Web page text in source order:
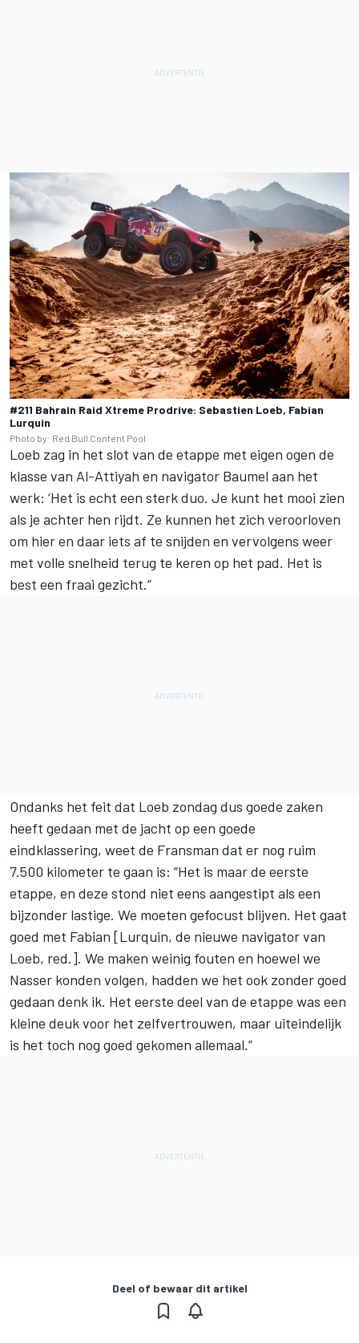
#211 Bahrain Raid Xtreme Prodrive: Sebastien Loeb, Fabian
Lurquin
Photo by: Red Bull Content Pool
Loeb zag in het slot van de etappe met eigen ogen de
klasse van Al-Attiyah en navigator Baumel aan het
werk: ‘Het is echt een sterk duo. Je kunt het mooi zien
als je achter hen rijdt. Ze kunnen het zich veroorloven
om hier en daar iets af te snijden en vervolgens weer
met volle snelheid terug te keren op het pad. Het is
best een fraai gezicht.”
Ondanks het feit dat Loeb zondag dus goede zaken
heeft gedaan met de jacht op een goede
eindklassering, weet de Fransman dat er nog ruim
7.500 kilometer te gaan is: “Het is maar de eerste
etappe, en deze stond niet eens aangestipt als een
bijzonder lastige. We moeten gefocust blijven. Het gaat
goed met Fabian [Lurquin, de nieuwe navigator van
Loeb, red.]. We maken weinig fouten en hoewel we
Nasser konden volgen, hadden we het ook zonder goed
gedaan denk ik. Het eerste deel van de etappe was een
kleine deuk voor het zelfvertrouwen, maar uiteindelijk
is het toch nog goed gekomen allemaal.”
Deel of bewaar dit artikel